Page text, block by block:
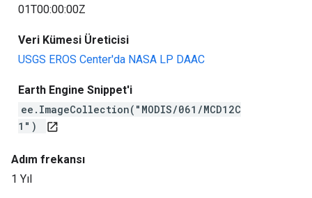
01T00:00:00Z
Veri Kümesi Üreticisi
USGS EROS Center'da NASA LP DAAC
Earth Engine Snippet'i
ee.ImageCollection("MODIS/061/MCD12C
1")
open_in_new
Adım frekansı
1 Yıl